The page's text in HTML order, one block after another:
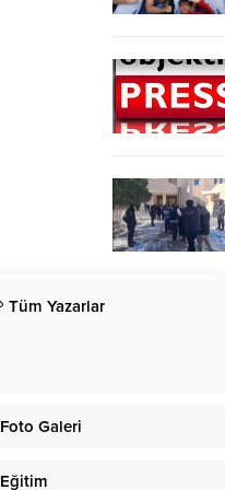
Tüm Yazarlar
Foto Galeri
Eğitim